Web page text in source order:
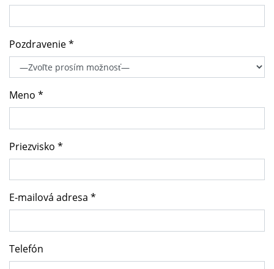
Pozdravenie *
Meno *
Priezvisko *
E-mailová adresa *
Telefón